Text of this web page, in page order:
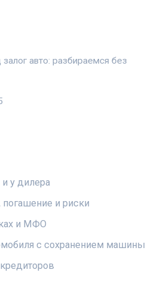
авто: разбираемся без
у дилера
и риски
и МФО
с сохранением машины